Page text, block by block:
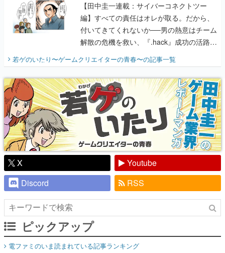
【田中圭一連載：サイバーコネクトツー
編】すべての責任はオレが取る。だから、
付いてきてくれないか──男の熱意はチーム
解散の危機を救い、『.hack』成功の活路を
開く。業界の快男児・松山 洋に流れる血は
『少年ジャンプ』色だった【若ゲのいた
り】
若ゲのいたり〜ゲームクリエイターの青春〜の記事一覧
X
Youtube
Discord
RSS
ピックアップ
電ファミのいま読まれている記事ランキング